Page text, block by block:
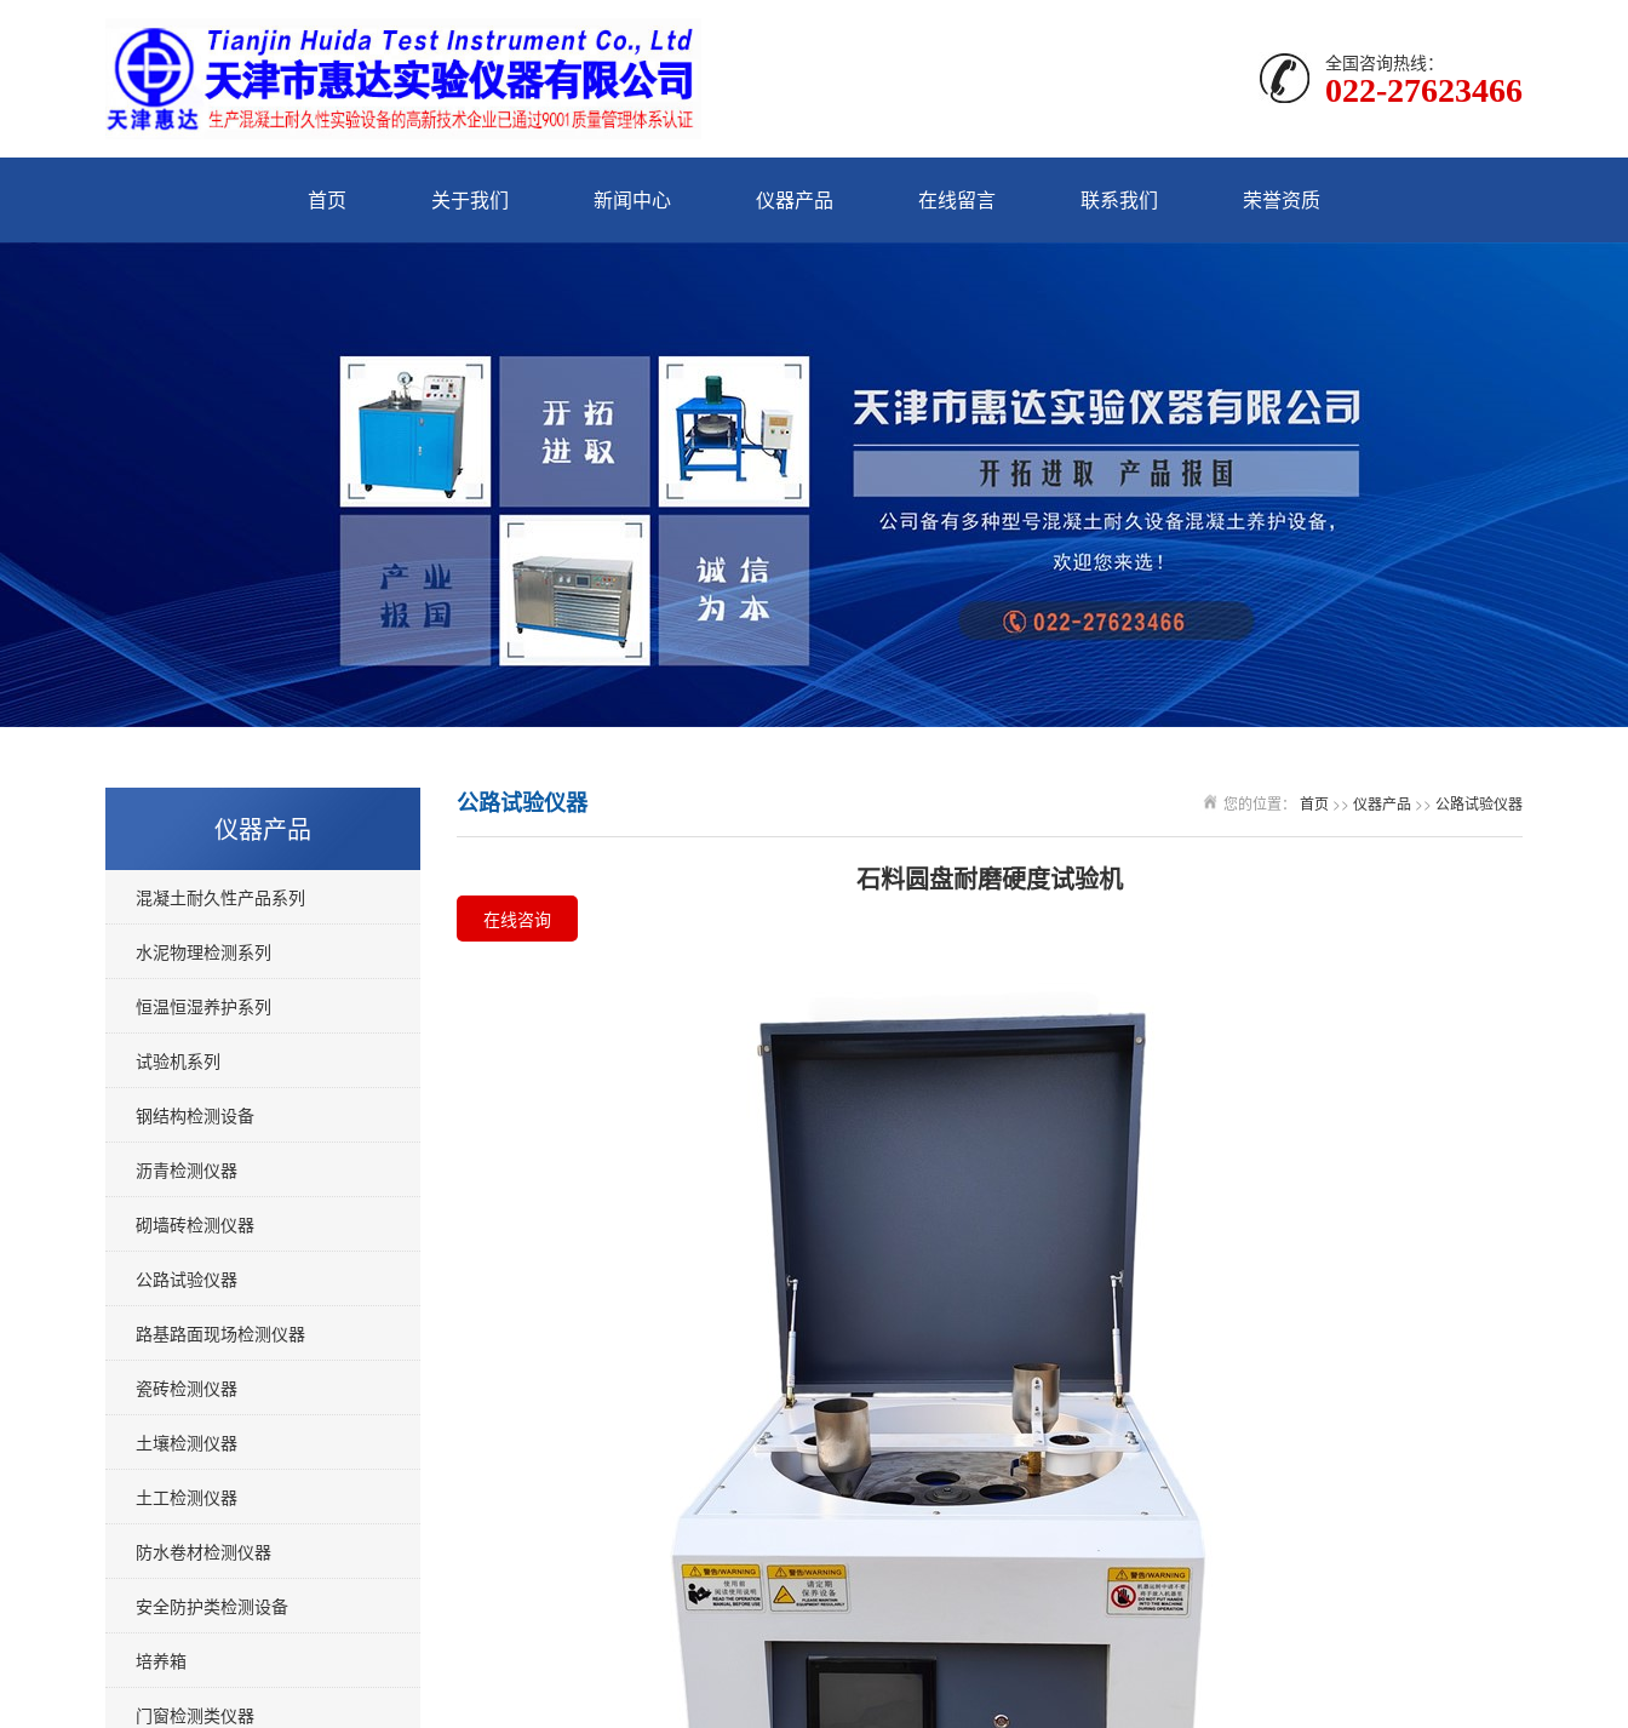
全国咨询热线：
022-27623466
首页 关于我们 新闻中心 仪器产品 在线留言 联系我们 荣誉资质
仪器产品
混凝土耐久性产品系列
水泥物理检测系列
恒温恒湿养护系列
试验机系列
钢结构检测设备
沥青检测仪器
砌墙砖检测仪器
公路试验仪器
路基路面现场检测仪器
瓷砖检测仪器
土壤检测仪器
土工检测仪器
防水卷材检测仪器
安全防护类检测设备
培养箱
门窗检测类仪器
您的位置： 首页 >> 仪器产品 >> 公路试验仪器
公路试验仪器
石料圆盘耐磨硬度试验机
在线咨询